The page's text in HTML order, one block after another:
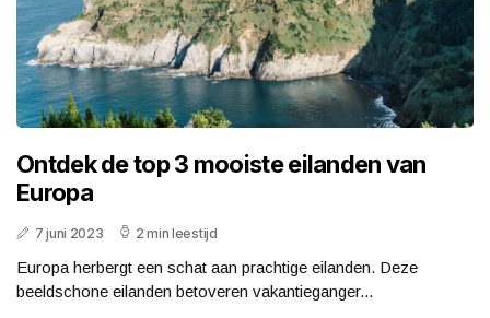
Ontdek de top 3 mooiste eilanden van
Europa
7 juni 2023 2 min leestijd
Europa herbergt een schat aan prachtige eilanden. Deze
beeldschone eilanden betoveren vakantieganger...